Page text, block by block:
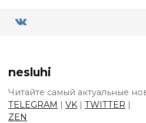
nesluhi
Читайте самый актуальные
TELEGRAM | VK | TWITTER |
ZEN